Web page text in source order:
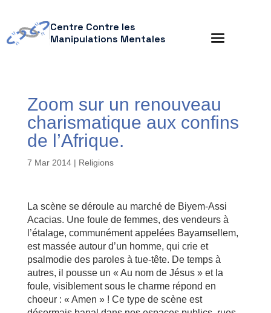
Centre Contre les
Manipulations Mentales
Zoom sur un renouveau
charismatique aux confins
de l’Afrique.
7 Mar 2014| Religions
La scène se déroule au marché de Biyem-Assi
Acacias. Une foule de femmes, des vendeurs à
l’étalage, communément appelées Bayamsellem,
est massée autour d’un homme, qui crie et
psalmodie des paroles à tue-tête. De temps à
autres, il pousse un « Au nom de Jésus » et la
foule, visiblement sous le charme répond en
choeur : « Amen » ! Ce type de scène est